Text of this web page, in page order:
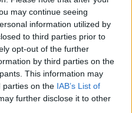
may continue seeing
information utilized by
to third parties prior to
opt-out of the further
by third parties on the
This information may
parties on the IAB’s List of
further disclose it to other
piangere